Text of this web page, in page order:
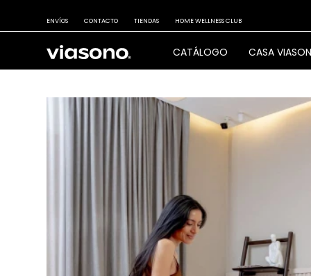
CATÁLOGO CASA
ENVÍOS CONTACTO TIENDAS HOME WELLNESS CLUB